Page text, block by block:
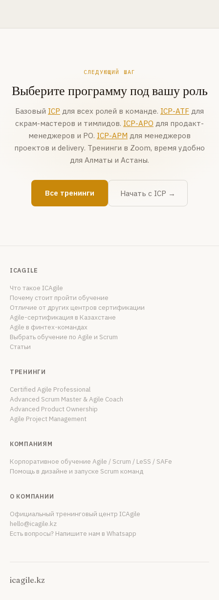
СЛЕДУЮЩИЙ ШАГ
Выберите программу под вашу роль
Базовый ICP для всех ролей в команде. ICP-ATF для
скрам-мастеров и тимлидов. ICP-APO для продакт-
менеджеров и PO. ICP-APM для менеджеров
проектов и delivery. Тренинги в Zoom, время удобно
для Алматы и Астаны.
Все тренинги Начать с ICP →
ICAGILE
Что такое ICAgile
Почему стоит пройти обучение
Отличие от других центров сертификации
Agile-сертификация в Казахстане
Agile в финтех-командах
Выбрать обучение по Agile и Scrum
Статьи
ТРЕНИНГИ
Certified Agile Professional
Advanced Scrum Master & Agile Coach
Advanced Product Ownership
Agile Project Management
КОМПАНИЯМ
Корпоративное обучение Agile / Scrum / LeSS / SAFe
Помощь в дизайне и запуске Scrum команд
О КОМПАНИИ
Официальный тренинговый центр ICAgile
hello@icagile.kz
Есть вопросы? Напишите нам в Whatsapp
icagile.kz